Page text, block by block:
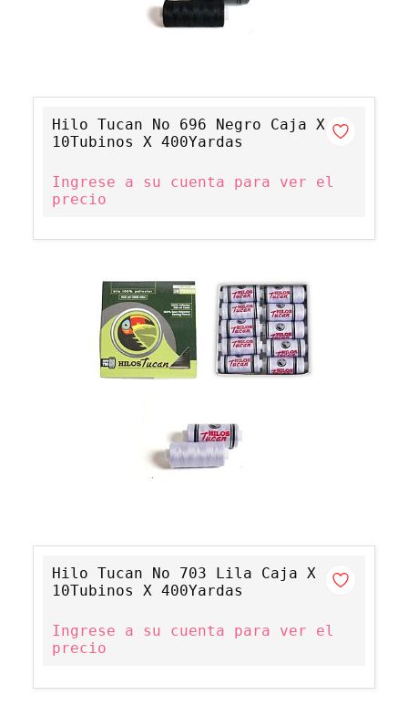
Hilo Tucan No 696 Negro Caja X
10Tubinos X 400Yardas
Ingrese a su cuenta para ver el
precio
Hilo Tucan No 703 Lila Caja X
10Tubinos X 400Yardas
Ingrese a su cuenta para ver el
precio